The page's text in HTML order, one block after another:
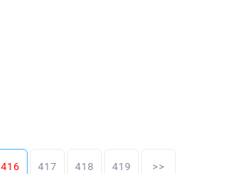
416 417 418 419 >>